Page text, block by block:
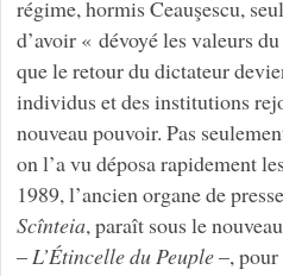
régime, hormis Ceauşescu,
d’avoir « dévoyé les valeurs
que le retour du dictateur
individus et des institutions
nouveau pouvoir. Pas
on l’a vu déposa rapidement
1989, l’ancien organe de
Scînteia, paraît sous le
– L’Étincelle du Peuple–, pour